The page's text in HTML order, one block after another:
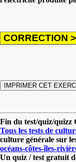
Fin du test/quiz/quizz
Tous les tests de
culture générale sur
océans-côtes-îles-
Un quiz / test gratuit